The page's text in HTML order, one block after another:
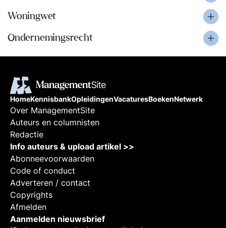
Woningwet
Ondernemingsrecht
HomeKennisbankOpleidingenVacaturesBoekenNetwerk
Over ManagementSite
Auteurs en columnisten
Redactie
Info auteurs & upload artikel >>
Abonneevoorwaarden
Code of conduct
Adverteren / contact
Copyrights
Afmelden
Aanmelden nieuwsbrief